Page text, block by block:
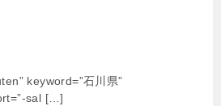
keyword=”石川県”
sal […]